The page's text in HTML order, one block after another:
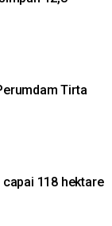
Tirta
118 hektare